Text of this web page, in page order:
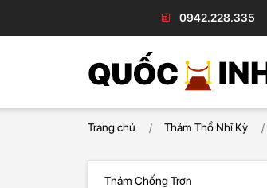
0942.228.335
Trang chủ Thảm Thổ Nhĩ Kỳ
Thảm Chống Trơn